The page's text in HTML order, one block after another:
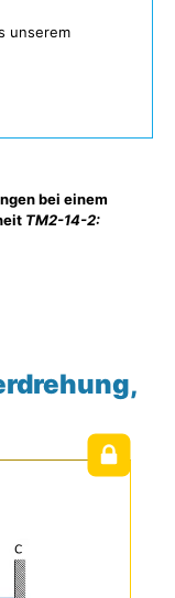
unserem
bei einem
TM2-14-2: